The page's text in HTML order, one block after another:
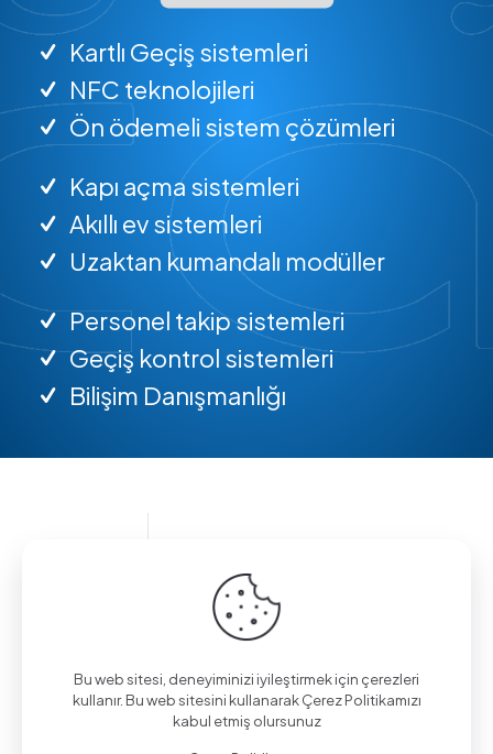
Kartlı Geçiş sistemleri
NFC teknolojileri
Ön ödemeli sistem çözümleri
Kapı açma sistemleri
Akıllı ev sistemleri
Uzaktan kumandalı modüller
Personel takip sistemleri
Geçiş kontrol sistemleri
Bilişim Danışmanlığı
Bilgi almak için arayın.
(0312) 325 02 01
Bu web sitesi, deneyiminizi iyileştirmek için çerezleri
kullanır. Bu web sitesini kullanarak Çerez Politikamızı
kabul etmiş olursunuz